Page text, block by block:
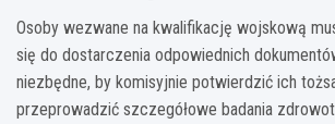
Osoby wezwane na kwalifikację wojskową
się do dostarczenia odpowiednich
niezbędne, by komisyjnie potwierdzić ich
przeprowadzić szczegółowe badania